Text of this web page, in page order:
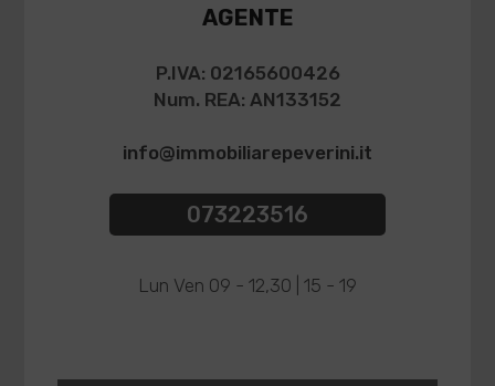
AGENTE
P.IVA: 02165600426
Num. REA: AN133152
info@immobiliarepeverini.it
073223516
Lun Ven 09 - 12,30 | 15 - 19